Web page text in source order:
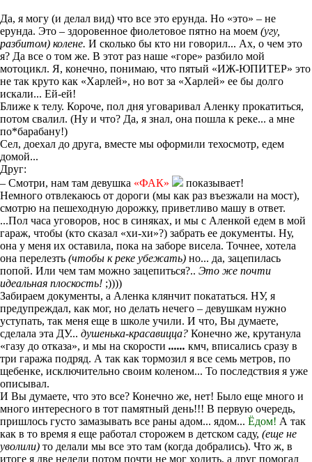
Да, я могу (и делал вид) что все это ерунда. Но «это» – не
ерунда. Это – здоровенное фиолетовое пятно на моем (угу,
разбитом) колене. И сколько бы кто ни говорил... Ах, о чем это
я? Да все о том же. В этот раз наше «горе» разбило мой
мотоцикл. Я, конечно, понимаю, что пятый «ИЖ-ЮПИТЕР» это
не так круто как «Харлей», но вот за «Харлей» ее бы долго
искали... Ей-ей!
Ближе к телу. Короче, пол дня уговаривал Аленку прокатиться,
потом свалил. (Ну и что? Да, я знал, она пошла к реке... а мне
по*барабану!)
Сел, доехал до друга, вместе мы оформили техосмотр, едем
домой...
Друг:
– Смотри, нам там девушка «ФАК»
показывает!
Немного отвлекаюсь от дороги (мы как раз въезжали на мост),
смотрю на пешеходную дорожку, приветливо машу в ответ.
...Пол часа уговоров, нос в синяках, и мы с Аленкой едем в мой
гараж, чтобы (кто сказал «хи-хи»?) забрать ее документы. Ну,
она у меня их оставила, пока на заборе висела. Точнее, хотела
она перелезть (чтобы к реке убежать) но... да, зацепилась
попой. Или чем там можно зацепиться?.. Это же почти
идеальная плоскость! ;))))
Забираем документы, а Аленка клянчит покататься. НУ, я
предупреждал, как мог, но делать нечего – девушкам нужно
уступать, так меня еще в школе учили. И что, Вы думаете,
сделала эта ДУ... душенька-красавицца? Конечно же, крутанула
«газу до отказа», и мы на скорости ...... кмч, вписались сразу в
три гаража подряд. А так как тормозил я все семь метров, по
щебенке, исключительно своим коленом... То последствия я уже
описывал.
И Вы думаете, что это все? Конечно же, нет! Было еще много и
много интересного в тот памятный день!!! В первую очередь,
пришлось густо замазывать все раны адом... ядом... Ёдом! А так
как в то время я еще работал сторожем в детском саду, (еще не
уволили) то делали мы все это там (когда добрались). Что ж, в
итоге я две недели потом почти не мог ходить, а друг помогал